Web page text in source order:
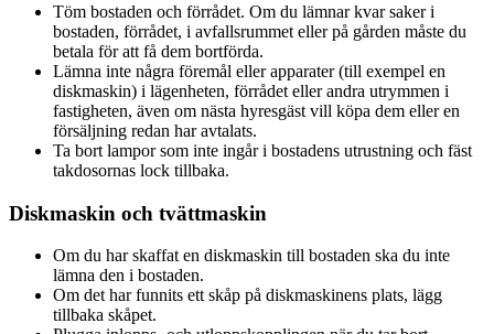
Töm bostaden och förrådet. Om du lämnar kvar saker i
bostaden, förrådet, i avfallsrummet eller på gården måste du
betala för att få dem bortförda.
Lämna inte några föremål eller apparater (till exempel en
diskmaskin) i lägenheten, förrådet eller andra utrymmen i
fastigheten, även om nästa hyresgäst vill köpa dem eller en
försäljning redan har avtalats.
Ta bort lampor som inte ingår i bostadens utrustning och fäst
takdosornas lock tillbaka.
Diskmaskin och tvättmaskin
Om du har skaffat en diskmaskin till bostaden ska du inte
lämna den i bostaden.
Om det har funnits ett skåp på diskmaskinens plats, lägg
tillbaka skåpet.